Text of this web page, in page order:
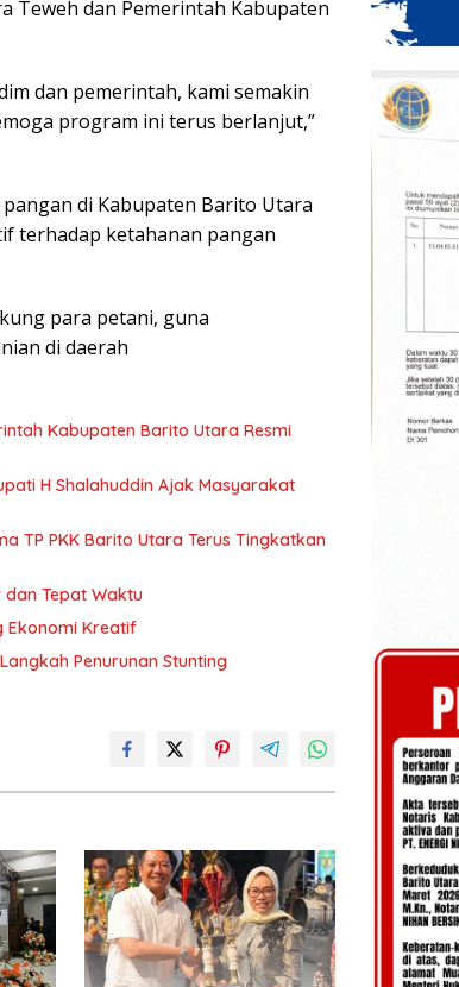
Teweh dan Pemerintah Kabupaten
dan pemerintah, kami semakin
program ini terus berlanjut,”
di Kabupaten Barito Utara
terhadap ketahanan pangan
para petani, guna
di daerah
Kabupaten Barito Utara Resmi
H Shalahuddin Ajak Masyarakat
TP PKK Barito Utara Terus Tingkatkan
Tepat Waktu
Ekonomi Kreatif
Penurunan Stunting